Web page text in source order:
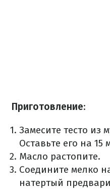
Приготовление:
Замесите тесто из
Оставьте его на
Масло растопите.
Соедините мелко
натертый